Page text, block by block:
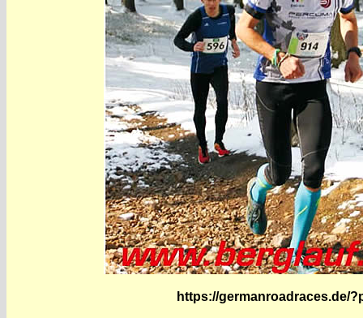
https://germanroadraces.de/